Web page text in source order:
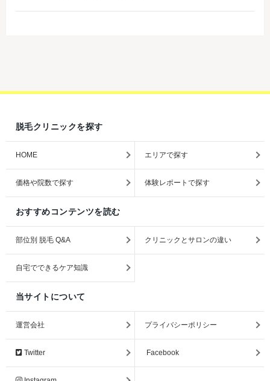
脱毛クリニックを探す
HOME エリアで探す
価格や院数で探す 体験レポートで探す
おすすめコンテンツを読む
部位別 脱毛 Q&A クリニックとサロンの違い
自宅でできるケア知識
当サイトについて
運営会社 プライバシーポリシー
Twitter Facebook